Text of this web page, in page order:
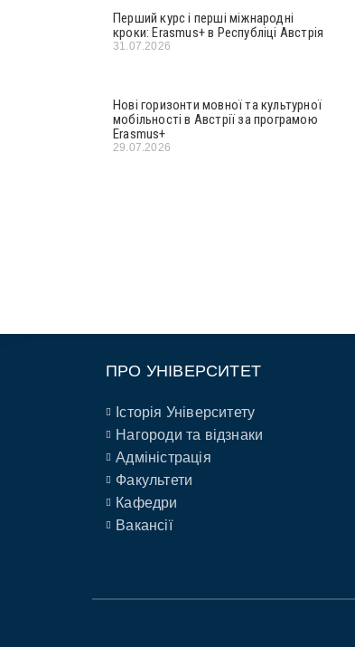
Перший курс і перші міжнародні
кроки: Erasmus+ в Республіці Австрія
31.07.2026
Нові горизонти мовної та культурної
мобільності в Австрії за програмою
Erasmus+
29.07.2026
ПРО УНІВЕРСИТЕТ
Історія Університету
Нагороди та відзнаки
Адміністрація
Факультети
Кафедри
Вакансії